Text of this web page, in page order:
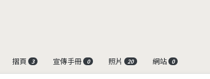
摺頁 3 宣傳手冊 0 照片 20 網站 0